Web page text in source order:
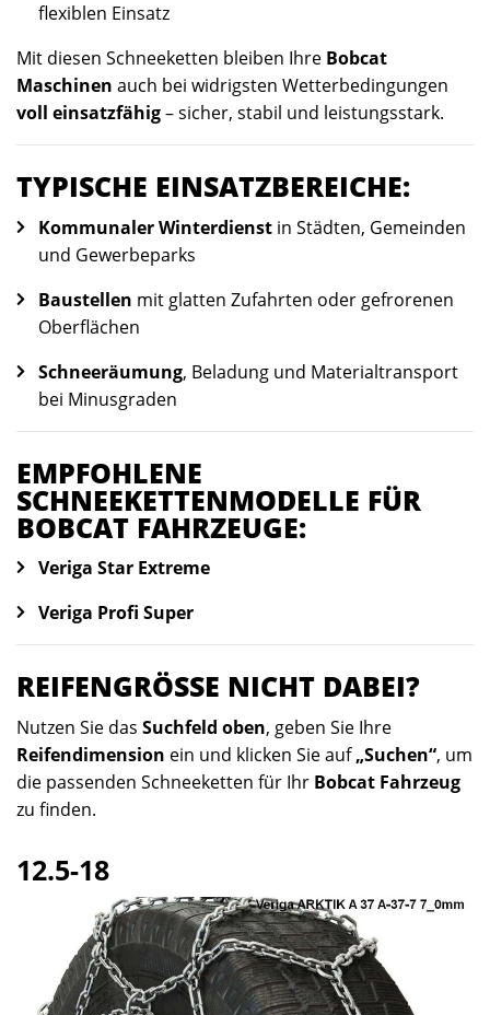
flexiblen Einsatz
Mit diesen Schneeketten bleiben Ihre Bobcat
Maschinen auch bei widrigsten Wetterbedingungen
voll einsatzfähig– sicher, stabil und leistungsstark.
TYPISCHE EINSATZBEREICHE:
Kommunaler Winterdienst in Städten, Gemeinden
und Gewerbeparks
Baustellen mit glatten Zufahrten oder gefrorenen
Oberflächen
Schneeräumung, Beladung und Materialtransport
bei Minusgraden
EMPFOHLENE
SCHNEEKETTENMODELLE FÜR
BOBCAT FAHRZEUGE:
Veriga Star Extreme
Veriga Profi Super
REIFENGRÖSSE NICHT DABEI?
Nutzen Sie das Suchfeld oben, geben Sie Ihre
Reifendimension ein und klicken Sie auf„Suchen“, um
die passenden Schneeketten für Ihr Bobcat Fahrzeug
zu finden.
12.5-18